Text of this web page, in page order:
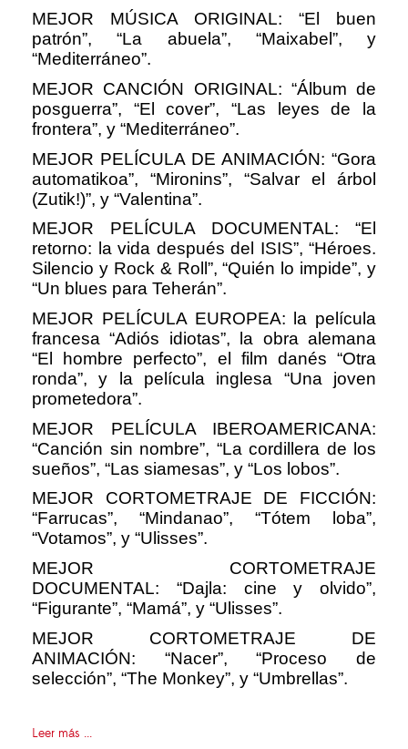
MEJOR MÚSICA ORIGINAL: “El buen
patrón”, “La abuela”, “Maixabel”, y
“Mediterráneo”.
MEJOR CANCIÓN ORIGINAL: “Álbum de
posguerra”, “El cover”, “Las leyes de la
frontera”, y “Mediterráneo”.
MEJOR PELÍCULA DE ANIMACIÓN: “Gora
automatikoa”, “Mironins”, “Salvar el árbol
(Zutik!)”, y “Valentina”.
MEJOR PELÍCULA DOCUMENTAL: “El
retorno: la vida después del ISIS”, “Héroes.
Silencio y Rock & Roll”, “Quién lo impide”, y
“Un blues para Teherán”.
MEJOR PELÍCULA EUROPEA: la película
francesa “Adiós idiotas”, la obra alemana
“El hombre perfecto”, el film danés “Otra
ronda”, y la película inglesa “Una joven
prometedora”.
MEJOR PELÍCULA IBEROAMERICANA:
“Canción sin nombre”, “La cordillera de los
sueños”, “Las siamesas”, y “Los lobos”.
MEJOR CORTOMETRAJE DE FICCIÓN:
“Farrucas”, “Mindanao”, “Tótem loba”,
“Votamos”, y “Ulisses”.
MEJOR CORTOMETRAJE
DOCUMENTAL: “Dajla: cine y olvido”,
“Figurante”, “Mamá”, y “Ulisses”.
MEJOR CORTOMETRAJE DE
ANIMACIÓN: “Nacer”, “Proceso de
selección”, “The Monkey”, y “Umbrellas”.
Leer más ...